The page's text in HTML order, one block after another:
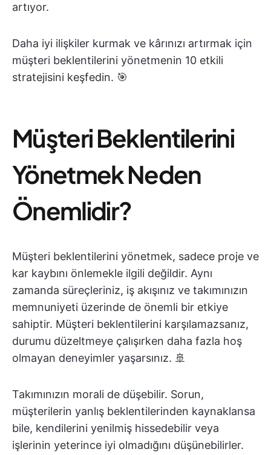
artıyor.
Daha iyi ilişkiler kurmak ve kârınızı artırmak için
müşteri beklentilerini yönetmenin 10 etkili
stratejisini keşfedin. 🎯
Müşteri Beklentilerini
Yönetmek Neden
Önemlidir?
Müşteri beklentilerini yönetmek, sadece proje ve
kar kaybını önlemekle ilgili değildir. Aynı
zamanda süreçleriniz, iş akışınız ve takımınızın
memnuniyeti üzerinde de önemli bir etkiye
sahiptir. Müşteri beklentilerini karşılamazsanız,
durumu düzeltmeye çalışırken daha fazla hoş
olmayan deneyimler yaşarsınız. 🚢
Takımınızın morali de düşebilir. Sorun,
müşterilerin yanlış beklentilerinden kaynaklansa
bile, kendilerini yenilmiş hissedebilir veya
işlerinin yeterince iyi olmadığını düşünebilirler.